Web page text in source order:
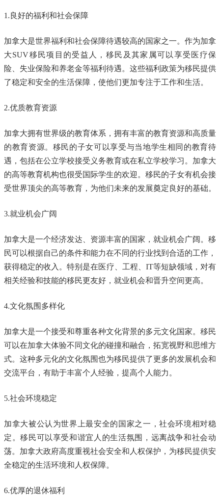
1.良好的福利和社会保障
加拿大是世界福利和社会保障待遇较高的国家之一。作为加拿
大SUV移民项目的受益人，移民及其家属可以享受医疗保
险、失业保险和养老金等福利待遇。这些福利政策为移民提供
了稳定和安全的生活保障，使他们更加专注于工作和生活。
2.优质教育资源
加拿大拥有世界级的教育体系，拥有丰富的教育资源和高质量
的教育资源。移民的子女可以享受与当地学生相同的教育待
遇，包括在公立学校接受义务教育或在私立学校学习。加拿大
的高等教育机构也很受国际学生的欢迎。移民的子女有机会接
受世界顶尖的高等教育，为他们未来的发展奠定良好的基础。
3.就业机会广阔
加拿大是一个经济发达、资源丰富的国家，就业机会广阔。移
民可以根据自己的条件和能力在不同的行业找到合适的工作，
获得稳定的收入。特别是在医疗、工程、IT等短缺领域，对有
相关经验和技能的移民更友好，就业机会和晋升空间更高。
4.文化氛围多样化
加拿大是一个接受和尊重各种文化背景的多元文化国家。移民
可以在加拿大体验不同文化的碰撞和融合，拓宽视野和思维方
式。这种多元化的文化氛围也为移民提供了更多的发展机会和
交流平台，有助于丰富个人经验，提高个人能力。
5.社会环境稳定
加拿大被公认为世界上最安全的国家之一，社会环境相对稳
定。移民可以享受和谐宜人的生活氛围，远离战争和社会动
荡。加拿大政府高度重视社会安全和人权保护，为移民提供安
全稳定的生活环境和人权保障。
6.优厚的退休福利